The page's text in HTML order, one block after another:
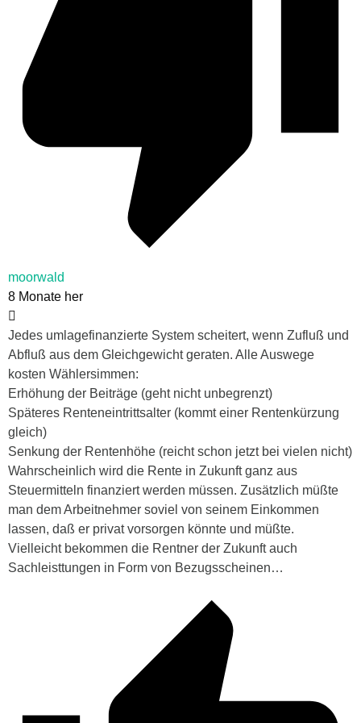
moorwald
8 Monate her
Jedes umlagefinanzierte System scheitert, wenn Zufluß und
Abfluß aus dem Gleichgewicht geraten. Alle Auswege
kosten Wählersimmen:
Erhöhung der Beiträge (geht nicht unbegrenzt)
Späteres Renteneintrittsalter (kommt einer Rentenkürzung
gleich)
Senkung der Rentenhöhe (reicht schon jetzt bei vielen nicht)
Wahrscheinlich wird die Rente in Zukunft ganz aus
Steuermitteln finanziert werden müssen. Zusätzlich müßte
man dem Arbeitnehmer soviel von seinem Einkommen
lassen, daß er privat vorsorgen könnte und müßte.
Vielleicht bekommen die Rentner der Zukunft auch
Sachleisttungen in Form von Bezugsscheinen…